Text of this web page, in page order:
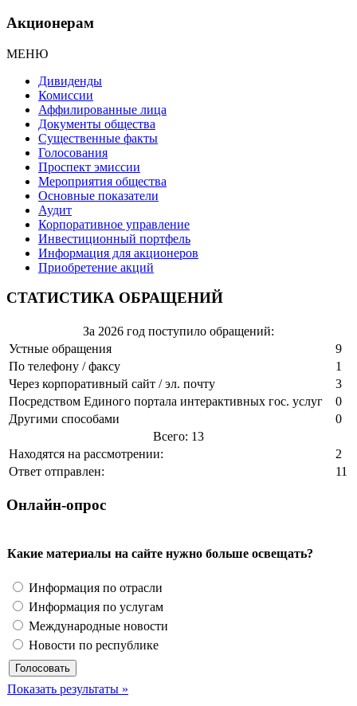
Акционерам
МЕНЮ
Дивиденды
Комиссии
Аффилированные лица
Документы общества
Существенные факты
Голосования
Проспект эмиссии
Мероприятия общества
Основные показатели
Аудит
Корпоративное управление
Инвестиционный портфель
Информация для акционеров
Приобретение акций
СТАТИСТИКА ОБРАЩЕНИЙ
За 2026 год поступило обращений:
Устные обращения
9
По телефону / факсу
1
Через корпоративный сайт / эл. почту
3
Посредством Единого портала интерактивных гос. услуг
0
Другими способами
0
Всего: 13
Находятся на рассмотрении:
2
Ответ отправлен:
11
Онлайн-опрос
Какие материалы на сайте нужно больше освещать?
Информация по отрасли
Информация по услугам
Международные новости
Новости по республике
Показать результаты »